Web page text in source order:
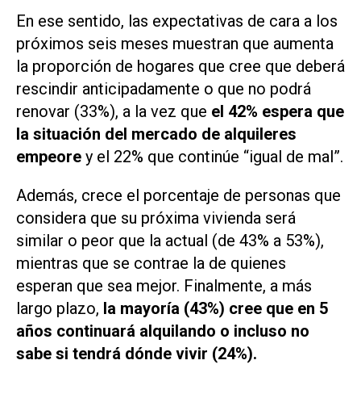
En ese sentido, las expectativas de cara a los
próximos seis meses muestran que aumenta
la proporción de hogares que cree que deberá
rescindir anticipadamente o que no podrá
renovar (33%), a la vez que el 42% espera que
la situación del mercado de alquileres
empeore y el 22% que continúe “igual de mal”.
Además, crece el porcentaje de personas que
considera que su próxima vivienda será
similar o peor que la actual (de 43% a 53%),
mientras que se contrae la de quienes
esperan que sea mejor. Finalmente, a más
largo plazo, la mayoría (43%) cree que en 5
años continuará alquilando o incluso no
sabe si tendrá dónde vivir (24%).